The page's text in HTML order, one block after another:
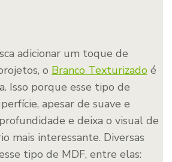
adicionar um toque de
o Branco Texturizado é
Isso porque esse tipo de
apesar de suave e
e deixa o visual de
mais interessante. Diversas
tipo de MDF, entre elas: